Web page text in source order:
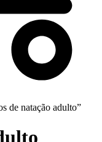
de natação adulto”